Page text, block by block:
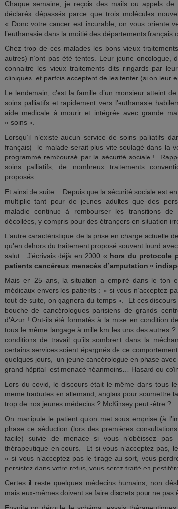
Chaque semaine, je reçois des mails ou appels
déclarés dépassés parce que trois molécules
« Donc votre cancer est incurable, on vous oriente
l’euthanasie dans la moitié des départements français
Chez trop de ces malades les bons vieux
autres) n’ont pas été tentés. Leur jeune oncologue,
connaitre les vieux traitements dits ringards par
cliniques et parfois acceptent de les tenter (si on leur
Le lendemain, c’est la famille d’un monsieur atteint
soins palliatifs et rapidement vers l’euthanasie
aide médicale à mourir et intégrée avec grande
« soins ».
Lorsqu’il n’existe aucun service de soins palliatifs
français) le malade serait plus vite soulagé dans la
programmé remboursé par la sécurité sociale !
soins palliatifs, de nombreux traitements
proposés…
Et ainsi de suite… Depuis que la sécurité sociale est
multiplie tant pour de jeunes adultes que des
maladie continue à rembourser les transitions de
décollées, y compris pour des étrangers en situation
L’autre caractéristique de la prise en charge actuelle
qu’en dehors du traitement proposé souvent lourd
salut. J’écrivais déjà en 2000 « hors du protocole
patients cancéreux menacés d’amputation «
Mais en 25 ans, la situation a empiré dans le ton
médicaux envers les patients : « si vous n’acceptez
tout de suite, on gagnera du temps ». Et ces
bouche de cancérologues parisiens de grands
d’Azur ! Ont-ils été formatés à la mise en condition
tous le même langage à mille km les uns des autres
conditions de travail qu’ils sombrent dans la
certains services soient épargnés de ce
quelques jours, un jeune cancérologue en phase
grand hôpital est menacé néanmoins… Hasard ou
Lors du covid, le discours était le même dans tous
même traduites en allemand, anglais pour soumettre
trop de nos jeunes médecins ? McKinsey peut -être ?
On manipule le patient qu’on met sous emprise (à
phase de séduction (lors des premières
facile) suivie de menace si vous n’obéissez
thérapeutique en cours. Et si vous n’acceptez pas,
« si vous n’acceptez pas le tirage au sort, vous
persistez dans votre refus, vous serez traité en
Certes il reste quelques médecins humains, non
mais eux-mêmes doivent se faire discrets pour ne pas